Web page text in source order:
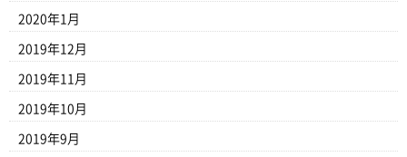
2020年1月
2019年12月
2019年11月
2019年10月
2019年9月